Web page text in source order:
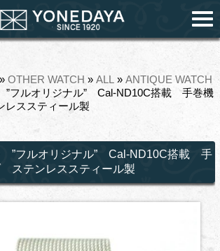
» OTHER WATCH » ALL » ANTIQUE WATCH
”フルオリジナル” Cal-ND10C搭載 手巻機
ススティール製
”フルオリジナル” Cal-ND10C搭載 手
ステンレススティール製